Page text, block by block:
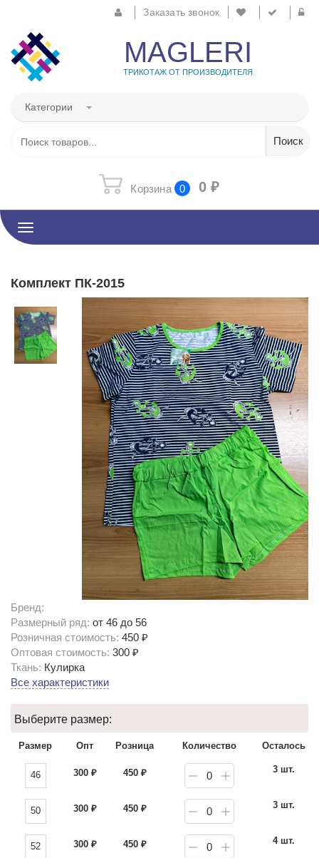
Заказать звонок
MAGLERI
ТРИКОТАЖ ОТ ПРОИЗВОДИТЕЛЯ
Категории
Корзина 0 0₽
Toggle
navigation
Комплект ПК-2015
Бренд:
Размерный ряд: от 46 до 56
Розничная стоимость: 450 ₽
Оптовая стоимость: 300 ₽
Ткань: Кулирка
Все характеристики
Выберите размер:
Размер Опт Розница Количество Осталось
46 300 ₽ 450 ₽ 0
3 шт.
50 300 ₽ 450 ₽ 0
3 шт.
52 300 ₽ 450 ₽ 0
4 шт.